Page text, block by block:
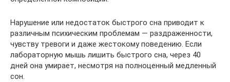
Нарушение или недостаток быстрого сна приводит к
различным психическим проблемам — раздраженности,
чувству тревоги и даже жестокому поведению. Если
лабораторную мышь лишить быстрого сна, через 40
дней она умирает, несмотря на полноценный медленный
сон.